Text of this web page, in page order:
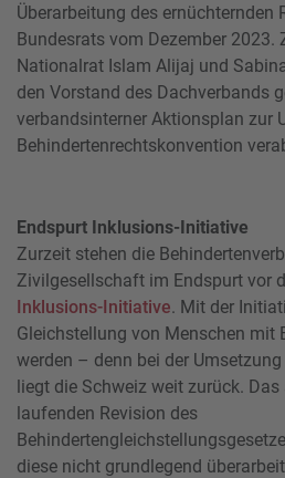
Überarbeitung des ernüchternden
Bundesrats vom Dezember 2023.
Nationalrat Islam Alijaj und
den Vorstand des Dachverbands
verbandsinterner Aktionsplan zur
Behindertenrechtskonvention
Endspurt Inklusions-Initiative
Zurzeit stehen die
Zivilgesellschaft im Endspurt vor
Inklusions-Initiative. Mit der
Gleichstellung von Menschen mit
werden – denn bei der
liegt die Schweiz weit zurück.
laufenden Revision des
diese nicht grundlegend